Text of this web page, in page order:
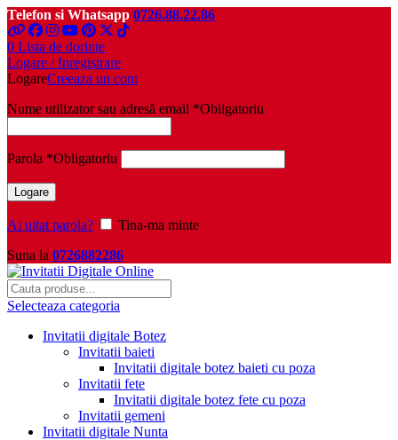
Telefon si Whatsapp 0726.88.22.86
0 Lista de dorinte
Logare / Inregistrare
LogareCreeaza un cont
Nume utilizator sau adresă email *Obligatoriu
Parola *Obligatoriu
Logare
Ai uitat parola?
Tina-ma minte
Suna la 0726882286
Selecteaza categoria
Invitatii digitale Botez
Invitatii baieti
Invitatii digitale botez baieti cu poza
Invitatii fete
Invitatii digitale botez fete cu poza
Invitatii gemeni
Invitatii digitale Nunta